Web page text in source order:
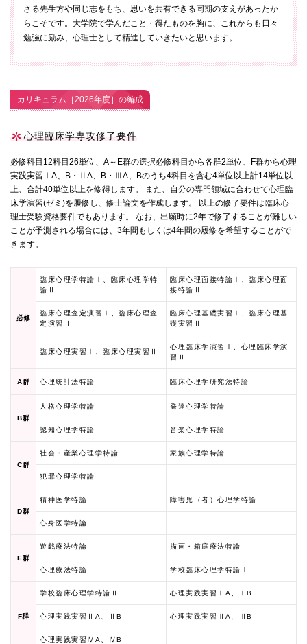
さる先生方や同じ志をもち、思いを共有できる同期の支えがあったか
らこそです。大学院で学んだこと・得たものを胸に、これからも日々
勉強に励み、心理士として精進していきたいと思います。
カリキュラム［2026年度］の編成
心理臨床学専攻修了要件
必修科目12科目26単位、A～E群の選択必修科目から各群2単位、F群から心理
実践実習ⅠA、B・ⅡA、B・ⅢA、Bのうち4科目を含む4単位以上計14単位以
上、合計40単位以上を修得します。 また、自分の専門領域に合わせて心理臨
床学演習(ゼミ)を履修し、修士論文を作成します。 以上の修了要件は臨床心
理士受験資格要件でもあります。 なお、出願時に2年で修了することが難しい
ことが予測される場合には、3年間もしくは4年間の履修を希望することがで
きます。
必修
臨床心理学特論Ⅰ、臨床心理学特
論Ⅱ
臨床心理面接特論Ⅰ、臨床心理面
接特論Ⅱ
臨床心理査定演習Ⅰ、臨床心理査
定演習Ⅱ
臨床心理基礎実習Ⅰ、臨床心理基
礎実習Ⅱ
臨床心理実習Ⅰ、臨床心理実習Ⅱ
心理臨床学演習Ⅰ、心理臨床学演
習Ⅱ
A群 心理統計法特論 臨床心理学研究法特論
B群
人格心理学特論 発達心理学特論
認知心理学特論 音楽心理学特論
C群
社会・産業心理学特論 家族心理学特論
犯罪心理学特論
D群
精神医学特論 障害児（者）心理学特論
心身医学特論
E群
遊戯療法特論 描画・箱庭療法特論
心理療法特論 学校臨床心理学特論Ⅰ
F群
学校臨床心理学特論Ⅱ 心理実践実習ⅠA、ⅠB
心理実践実習ⅡA、ⅡB 心理実践実習ⅢA、ⅢB
心理実践実習ⅣA、ⅣB